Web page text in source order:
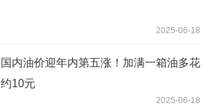
2025-06-18
国内油价迎年内第五涨！加满一箱油多花
约10元
2025-06-18